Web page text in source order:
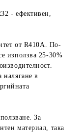
- ефективен,
от R410A. По-
използва 25-30%
налягане в
За
материал, така